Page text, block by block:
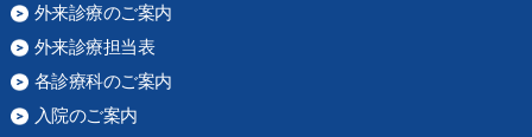
外来診療のご案内
外来診療担当表
各診療科のご案内
入院のご案内